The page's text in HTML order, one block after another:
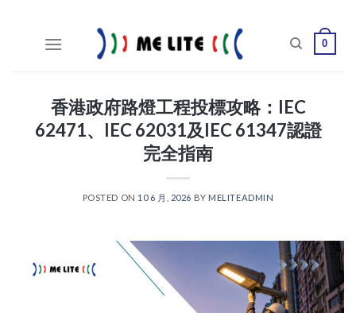
0
香港政府路燈工程投標攻略：IEC
62471、IEC 62031及IEC 61347認證
完全指南
POSTED ON 10 6 月, 2026 BY MELITEADMIN